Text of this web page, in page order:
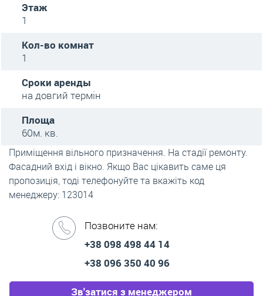
Этаж
1
Кол-во комнат
1
Сроки аренды
на довгий термін
Площа
60м. кв.
Приміщення вільного призначення. На стадії ремонту.
Фасадний вхід і вікно. Якщо Вас цікавить саме ця
пропозиція, тоді телефонуйте та вкажіть код
менеджеру: 123014
Позвоните нам:
+38 098 498 44 14
+38 096 350 40 96
Зв'затися з менеджером